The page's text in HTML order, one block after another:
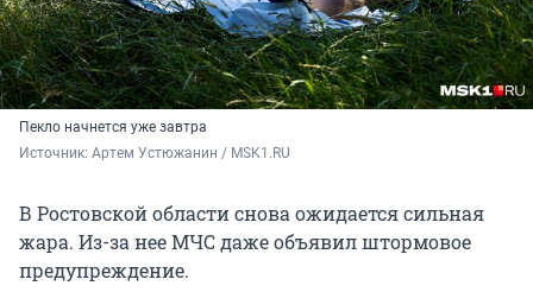
Пекло начнется уже завтра
Источник: Артем Устюжанин / MSK1.RU
В Ростовской области снова ожидается сильная
жара. Из-за нее МЧС даже объявил штормовое
предупреждение.